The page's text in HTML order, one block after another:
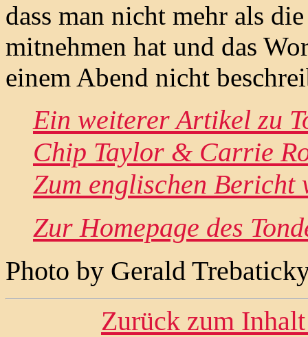
dass man nicht mehr als
mitnehmen hat und das
einem Abend nicht
Ein weiterer Artikel zu
Chip Taylor & Carrie
Zum englischen Bericht
Zur Homepage des
Photo by Gerald
Zurück zum